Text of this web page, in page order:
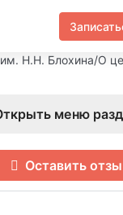
Н.Н. Блохина/О
меню
Оставить